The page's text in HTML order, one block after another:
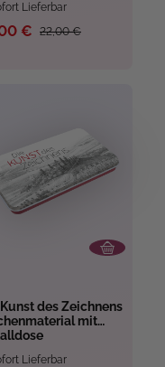
Lieferbar
22,00 €
€
Kunst des Zeichnens
mit
Lieferbar